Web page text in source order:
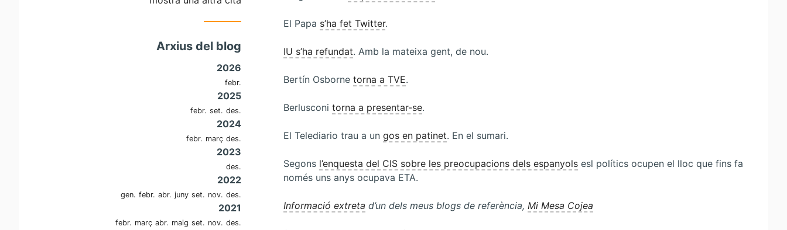
Arxius del blog
2026
febr.
2025
febr. set. des.
2024
febr. març des.
2023
des.
2022
gen. febr. abr. juny set. nov. des.
2021
febr. març abr. maig set. nov. des.
El Papa s’ha fet Twitter.
IU s’ha refundat. Amb la mateixa gent, de nou.
Bertín Osborne torna a TVE.
Berlusconi torna a presentar-se.
El Telediario trau a un gos en patinet. En el sumari.
Segons l’enquesta del CIS sobre les preocupacions dels espanyols esl polítics ocupen el lloc que fins fa
només uns anys ocupava ETA.
Informació extreta d’un dels meus blogs de referència, Mi Mesa Cojea